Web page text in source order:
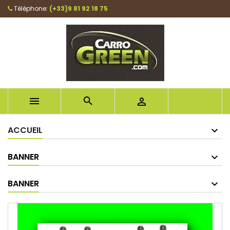
Téléphone: (+33)9 81 92 18 75
  
ACCUEIL
BANNER
BANNER